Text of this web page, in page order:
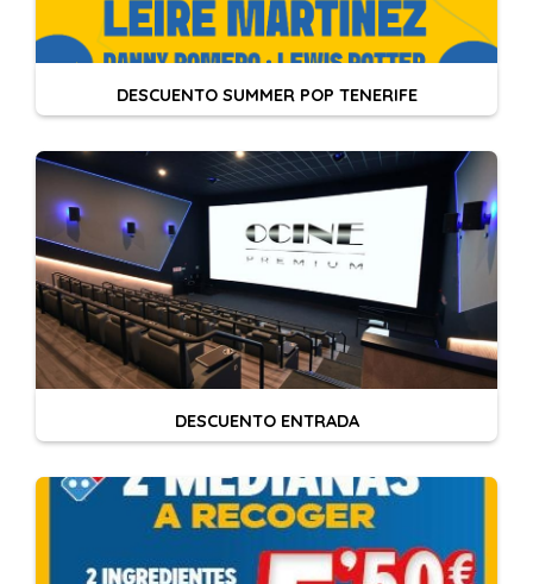
DESCUENTO SUMMER POP TENERIFE
DESCUENTO ENTRADA